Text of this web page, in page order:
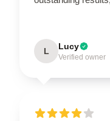
L Lucy
Verified owner